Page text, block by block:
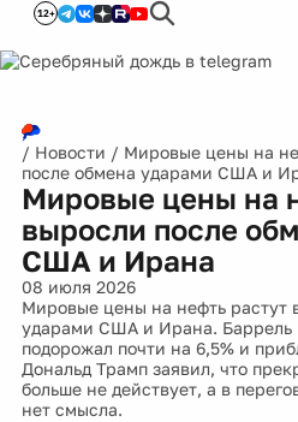
12+
/ Новости / Мировые цены на
после обмена ударами США и
Мировые цены на
выросли после
США и Ирана
08 июля 2026
Мировые цены на нефть растут
ударами США и Ирана. Баррель
подорожал почти на 6,5% и
Дональд Трамп заявил, что
больше не действует, а в
нет смысла.